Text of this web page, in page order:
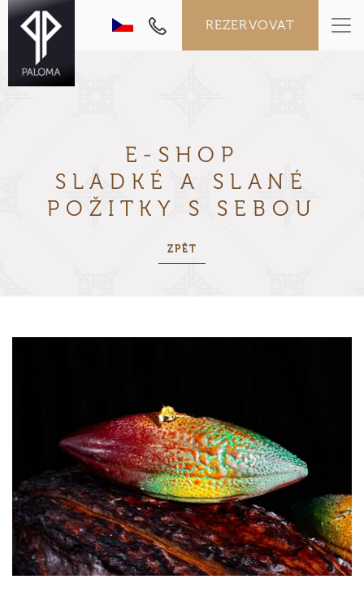
REZERVOVAT
E-SHOP
SLADKÉ A SLANÉ
POŽITKY S SEBOU
ZPĚT